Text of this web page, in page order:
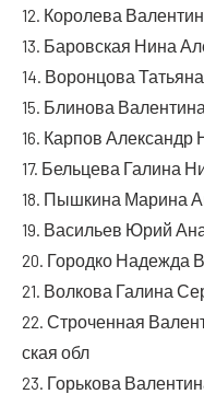
12. Коро­ле­ва
13. Баров­ская Нина
14. Ворон­цо­ва
15. Бли­но­ва
16. Кар­пов Алек­сандр
17. Бель­це­ва Гали­на
18. Пыш­ки­на Мари­на
19. Васи­льев Юрий
20. Город­ко Надеж­да
21. Вол­ко­ва Гали­на
22. Стро­чен­ная
ская обл
23. Горь­ко­ва